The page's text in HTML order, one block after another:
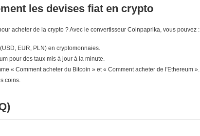
les devises fiat en crypto
acheter de la crypto ? Avec le convertisseur Coinpaprika, vous pouvez :
EUR, PLN) en cryptomonnaies.
pour des taux mis à jour à la minute.
« Comment acheter du Bitcoin » et « Comment acheter de l'Ethereum ».
coins.